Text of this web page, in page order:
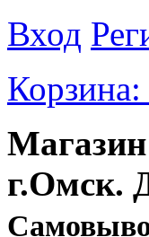
Вход
Корзина:
г.Омск.